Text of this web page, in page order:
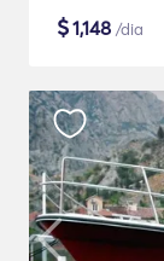
$1,148 /dia